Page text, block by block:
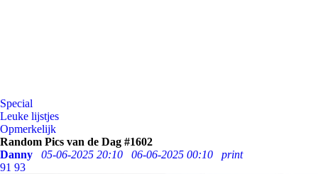
Special
Leuke lijstjes
Opmerkelijk
Random Pics van de Dag #1602
Danny
05-06-2025 20:10 06-06-2025 00:10
print
91 93